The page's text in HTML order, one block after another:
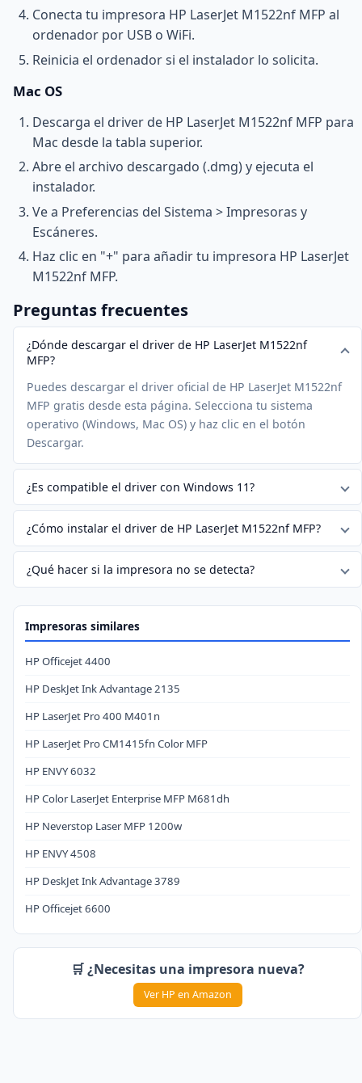
Conecta tu impresora HP LaserJet M1522nf MFP al
ordenador por USB o WiFi.
Reinicia el ordenador si el instalador lo solicita.
Mac OS
Descarga el driver de HP LaserJet M1522nf MFP para
Mac desde la tabla superior.
Abre el archivo descargado (.dmg) y ejecuta el
instalador.
Ve a Preferencias del Sistema > Impresoras y
Escáneres.
Haz clic en "+" para añadir tu impresora HP LaserJet
M1522nf MFP.
Preguntas frecuentes
¿Dónde descargar el driver de HP LaserJet M1522nf
MFP?
Puedes descargar el driver oficial de HP LaserJet M1522nf
MFP gratis desde esta página. Selecciona tu sistema
operativo (Windows, Mac OS) y haz clic en el botón
Descargar.
¿Es compatible el driver con Windows 11?
¿Cómo instalar el driver de HP LaserJet M1522nf MFP?
¿Qué hacer si la impresora no se detecta?
Impresoras similares
HP Officejet 4400
HP DeskJet Ink Advantage 2135
HP LaserJet Pro 400 M401n
HP LaserJet Pro CM1415fn Color MFP
HP ENVY 6032
HP Color LaserJet Enterprise MFP M681dh
HP Neverstop Laser MFP 1200w
HP ENVY 4508
HP DeskJet Ink Advantage 3789
HP Officejet 6600
🛒 ¿Necesitas una impresora nueva?
Ver HP en Amazon